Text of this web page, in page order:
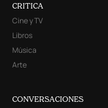
CRITICA
Cine y TV
Libros
Música
Arte
CONVERSACIONES